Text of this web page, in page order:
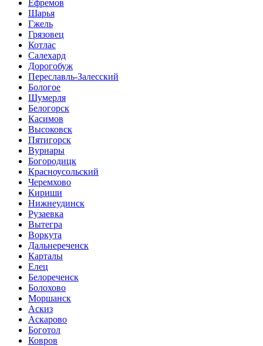
Ефремов
Шарья
Гжель
Грязовец
Котлас
Салехард
Дорогобуж
Переславль-Залесский
Бологое
Шумерля
Белогорск
Касимов
Высоковск
Пятигорск
Вурнары
Богородицк
Красноусольский
Черемхово
Кириши
Нижнеудинск
Рузаевка
Вытегра
Воркута
Дальнереченск
Карталы
Елец
Белореченск
Болохово
Моршанск
Аскиз
Аскарово
Боготол
Ковров